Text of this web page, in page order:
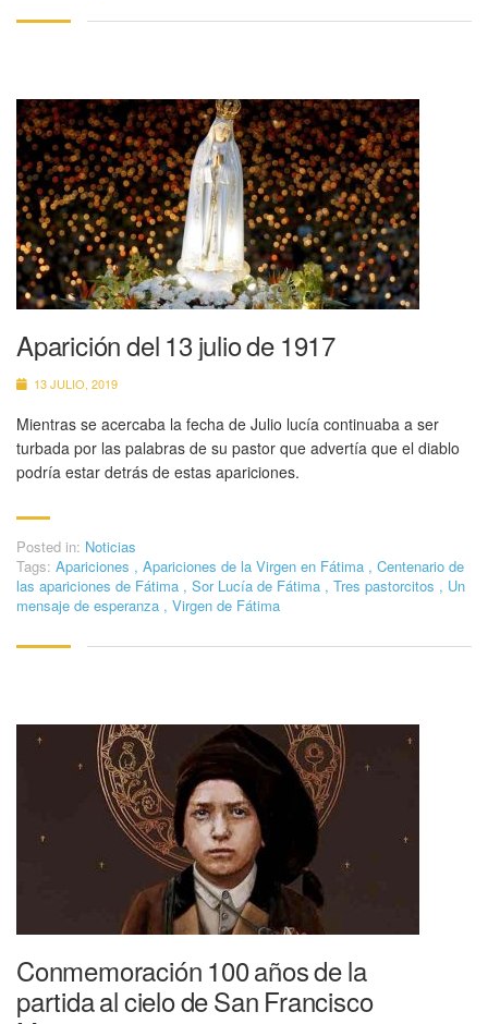
Aparición del 13 julio de 1917
13 JULIO, 2019
Mientras se acercaba la fecha de Julio lucía continuaba a ser
turbada por las palabras de su pastor que advertía que el diablo
podría estar detrás de estas apariciones.
Posted in: Noticias
Tags: Apariciones , Apariciones de la Virgen en Fátima , Centenario de
las apariciones de Fátima , Sor Lucía de Fátima , Tres pastorcitos , Un
mensaje de esperanza , Virgen de Fátima
Conmemoración 100 años de la
partida al cielo de San Francisco